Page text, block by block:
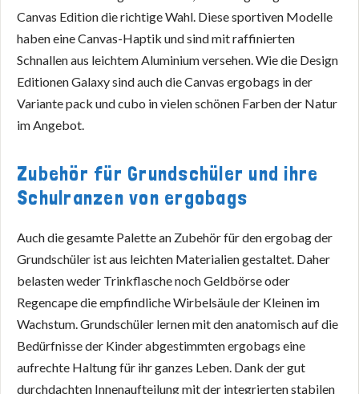
Canvas Edition die richtige Wahl. Diese sportiven Modelle
haben eine Canvas-Haptik und sind mit raffinierten
Schnallen aus leichtem Aluminium versehen. Wie die Design
Editionen Galaxy sind auch die Canvas ergobags in der
Variante pack und cubo in vielen schönen Farben der Natur
im Angebot.
Zubehör für Grundschüler und ihre
Schulranzen von ergobags
Auch die gesamte Palette an Zubehör für den ergobag der
Grundschüler ist aus leichten Materialien gestaltet. Daher
belasten weder Trinkflasche noch Geldbörse oder
Regencape die empfindliche Wirbelsäule der Kleinen im
Wachstum. Grundschüler lernen mit den anatomisch auf die
Bedürfnisse der Kinder abgestimmten ergobags eine
aufrechte Haltung für ihr ganzes Leben. Dank der gut
durchdachten Innenaufteilung mit der integrierten stabilen